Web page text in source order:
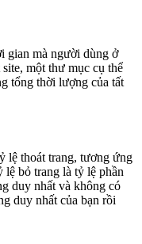
gian mà người dùng ở
một thư mục cụ thể
tổng thời lượng của tất
lệ thoát trang, tương ứng
bỏ trang là tỷ lệ phần
duy nhất và không có
duy nhất của bạn rồi